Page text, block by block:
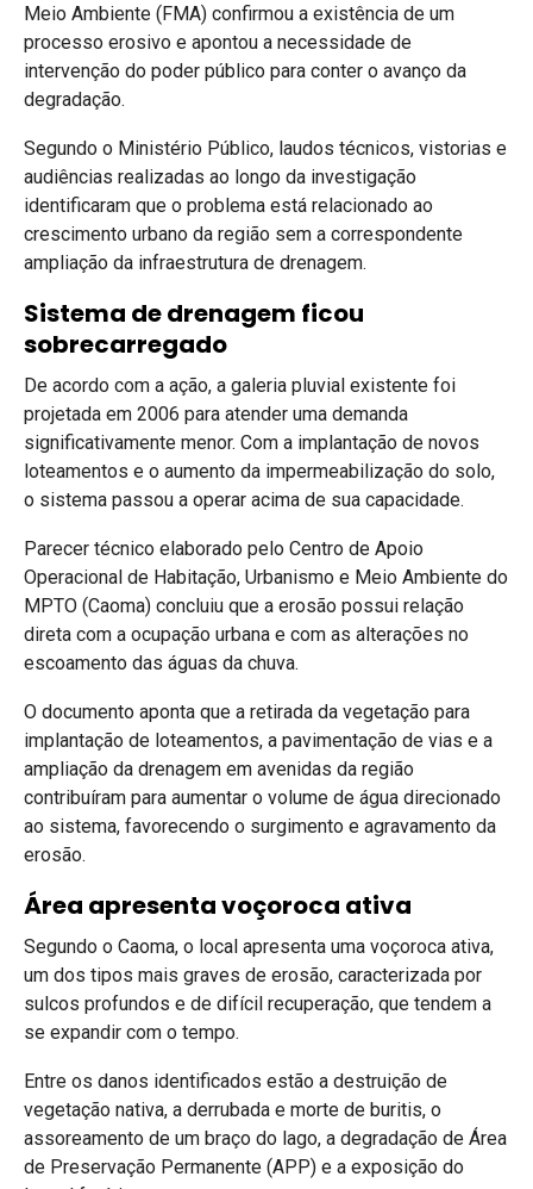
Meio Ambiente (FMA) confirmou a existência de um
processo erosivo e apontou a necessidade de
intervenção do poder público para conter o avanço da
degradação.
Segundo o Ministério Público, laudos técnicos, vistorias e
audiências realizadas ao longo da investigação
identificaram que o problema está relacionado ao
crescimento urbano da região sem a correspondente
ampliação da infraestrutura de drenagem.
Sistema de drenagem ficou
sobrecarregado
De acordo com a ação, a galeria pluvial existente foi
projetada em 2006 para atender uma demanda
significativamente menor. Com a implantação de novos
loteamentos e o aumento da impermeabilização do solo,
o sistema passou a operar acima de sua capacidade.
Parecer técnico elaborado pelo Centro de Apoio
Operacional de Habitação, Urbanismo e Meio Ambiente do
MPTO (Caoma) concluiu que a erosão possui relação
direta com a ocupação urbana e com as alterações no
escoamento das águas da chuva.
O documento aponta que a retirada da vegetação para
implantação de loteamentos, a pavimentação de vias e a
ampliação da drenagem em avenidas da região
contribuíram para aumentar o volume de água direcionado
ao sistema, favorecendo o surgimento e agravamento da
erosão.
Área apresenta voçoroca ativa
Segundo o Caoma, o local apresenta uma voçoroca ativa,
um dos tipos mais graves de erosão, caracterizada por
sulcos profundos e de difícil recuperação, que tendem a
se expandir com o tempo.
Entre os danos identificados estão a destruição de
vegetação nativa, a derrubada e morte de buritis, o
assoreamento de um braço do lago, a degradação de Área
de Preservação Permanente (APP) e a exposição do